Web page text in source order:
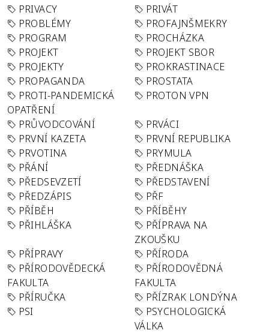
PRIVACY
PRIVÁT
PROBLÉMY
PROFAJNŠMEKRY
PROGRAM
PROCHÁZKA
PROJEKT
PROJEKT SBOR
PROJEKTY
PROKRASTINACE
PROPAGANDA
PROSTATA
PROTI-PANDEMICKÁ
OPATŘENÍ
PROTON VPN
PRŮVODCOVÁNÍ
PRVÁCI
PRVNÍ KAZETA
PRVNÍ REPUBLIKA
PRVOTINA
PRYMULA
PŘÁNÍ
PŘEDNÁŠKA
PŘEDSEVZETÍ
PŘEDSTAVENÍ
PŘEDZÁPIS
PŘF
PŘÍBĚH
PŘÍBĚHY
PŘIHLÁŠKA
PŘÍPRAVA NA
ZKOUŠKU
PŘÍPRAVY
PŘÍRODA
PŘÍRODOVĚDECKÁ
FAKULTA
PŘÍRODOVĚDNÁ
FAKULTA
PŘÍRUČKA
PŘÍZRAK LONDÝNA
PSI
PSYCHOLOGICKÁ
VÁLKA